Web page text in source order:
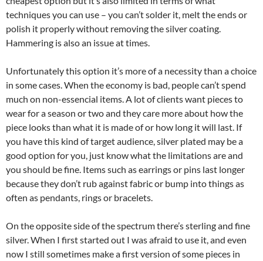
techniques you can use – you can’t solder it, melt the ends or
polish it properly without removing the silver coating.
Hammering is also an issue at times.
Unfortunately this option it’s more of a necessity than a choice
in some cases. When the economy is bad, people can’t spend
much on non-essencial items. A lot of clients want pieces to
wear for a season or two and they care more about how the
piece looks than what it is made of or how long it will last. If
you have this kind of target audience, silver plated may be a
good option for you, just know what the limitations are and
you should be fine. Items such as earrings or pins last longer
because they don’t rub against fabric or bump into things as
often as pendants, rings or bracelets.
On the opposite side of the spectrum there’s sterling and fine
silver. When I first started out I was afraid to use it, and even
now I still sometimes make a first version of some pieces in